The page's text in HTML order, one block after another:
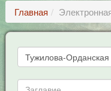
Главная